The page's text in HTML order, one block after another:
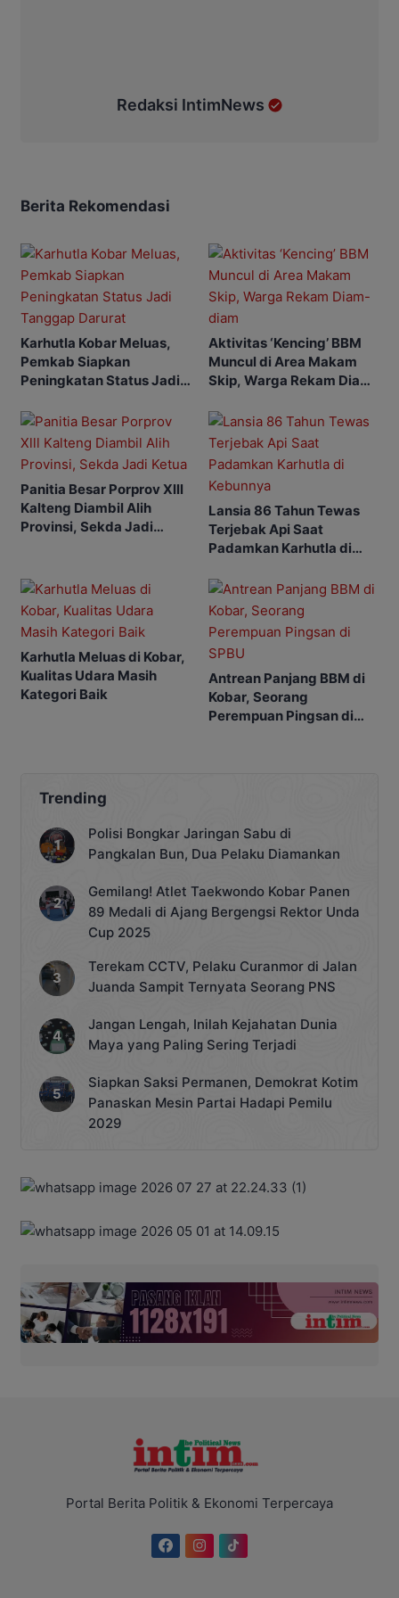
Redaksi IntimNews
Berita Rekomendasi
Karhutla Kobar Meluas,
Pemkab Siapkan
Peningkatan Status Jadi
Aktivitas ‘Kencing’ BBM
Muncul di Area Makam
Skip, Warga Rekam Diam-
Panitia Besar Porprov Xlll
Kalteng Diambil Alih
Provinsi, Sekda Jadi
Lansia 86 Tahun Tewas
Terjebak Api Saat
Padamkan Karhutla di
Karhutla Meluas di Kobar,
Kualitas Udara Masih
Kategori Baik
Antrean Panjang BBM di
Kobar, Seorang
Perempuan Pingsan di
Trending
Polisi Bongkar Jaringan Sabu di
Pangkalan Bun, Dua Pelaku Diamankan
Gemilang! Atlet Taekwondo Kobar Panen
89 Medali di Ajang Bergengsi Rektor Unda
Cup 2025
Terekam CCTV, Pelaku Curanmor di Jalan
Juanda Sampit Ternyata Seorang PNS
Jangan Lengah, Inilah Kejahatan Dunia
Maya yang Paling Sering Terjadi
Siapkan Saksi Permanen, Demokrat Kotim
Panaskan Mesin Partai Hadapi Pemilu
2029
Portal Berita Politik & Ekonomi Terpercaya